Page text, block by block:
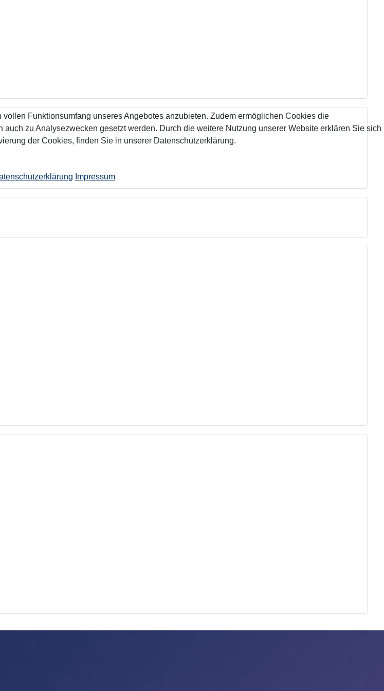
Funktionsumfang unseres Angebotes anzubieten. Zudem ermöglichen Cookies die
zu Analysezwecken gesetzt werden. Durch die weitere Nutzung unserer Website erklären Sie sich
der Cookies, finden Sie in unserer Datenschutzerklärung.
Impressum